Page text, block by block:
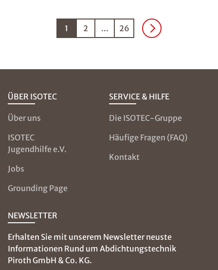
1 2 ... 26
ÜBER ISOTEC
Über uns
ISOTEC
Jugendhilfe e.V.
Jobs
Grounding Page
SERVICE & HILFE
Die ISOTEC-Gruppe
Häufige Fragen (FAQ)
Kontakt
NEWSLETTER
Erhalten Sie mit unserem Newsletter neuste
Informationen Rund um Abdichtungstechnik
Piroth GmbH & Co. KG.